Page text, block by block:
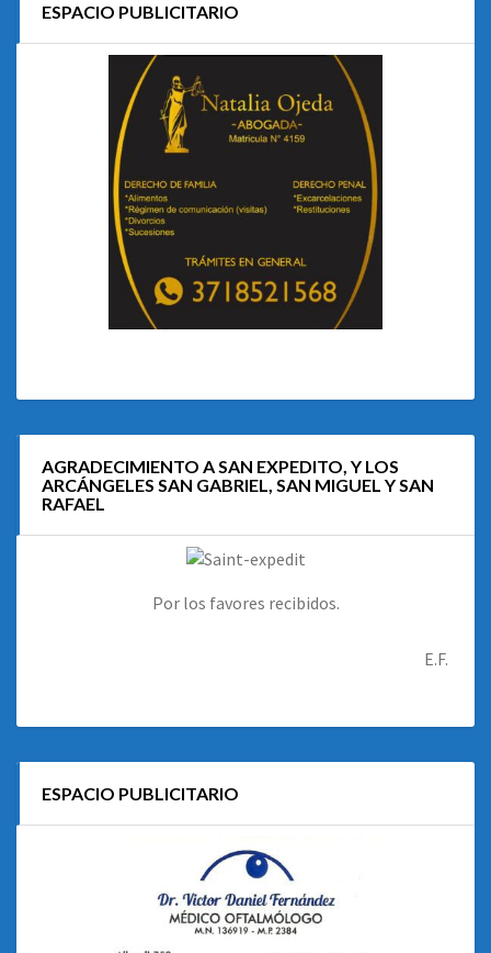
ESPACIO PUBLICITARIO
AGRADECIMIENTO A SAN EXPEDITO, Y LOS
ARCÁNGELES SAN GABRIEL, SAN MIGUEL Y SAN
RAFAEL
Por los favores recibidos.
E.F.
ESPACIO PUBLICITARIO